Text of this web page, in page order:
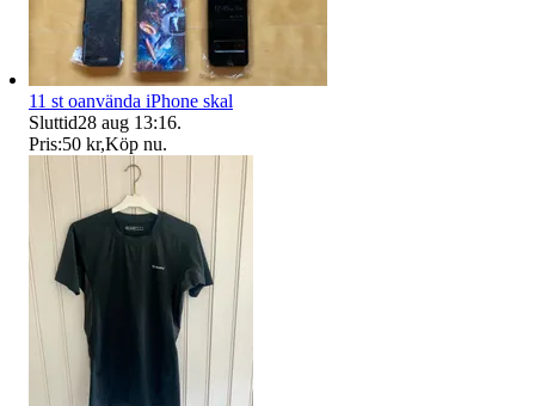
11 st oanvända iPhone skal
Sluttid28 aug 13:16.
Pris:50 kr,Köp nu.